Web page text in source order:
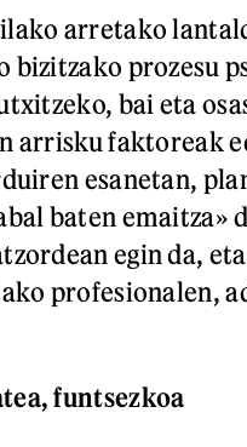
arretako
bizitzako prozesu
bai eta
arrisku faktoreak
esanetan,
baten emaitza»
egin da,
profesionalen,
funtsezkoa